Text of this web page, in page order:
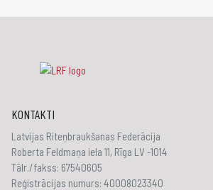
KONTAKTI
Latvijas Riteņbraukšanas Federācija
Roberta Feldmaņa iela 11, Rīga LV -1014
Tālr./fakss: 67540605
Reģistrācijas numurs: 40008023340